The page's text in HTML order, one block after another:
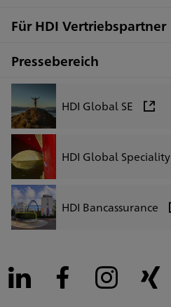
Für HDI Vertriebspartner
Pressebereich
HDI Global SE
HDI Global Speciality
HDI Bancassurance
LinkedIn Facebook Instagram